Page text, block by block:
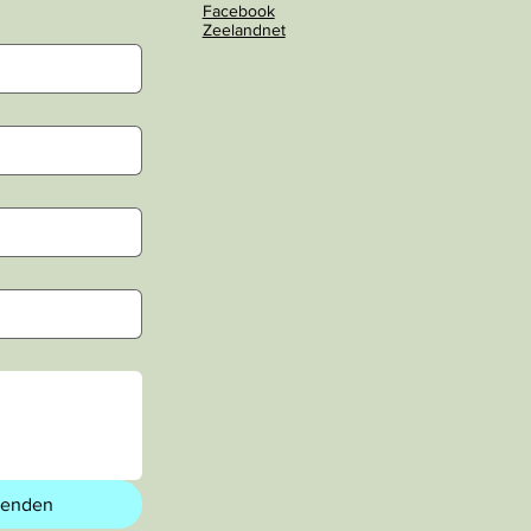
Facebook
Zeelandnet